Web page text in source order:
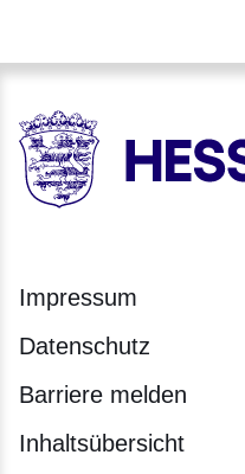
HESSEN - Hessische
Impressum
Datenschutz
Barriere melden
Inhaltsübersicht